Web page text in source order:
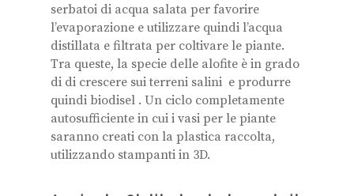
serbatoi di acqua salata per favorire
l’evaporazione e utilizzare quindi l’acqua
distillata e filtrata per coltivare le piante.
Tra queste, la specie delle alofite è in grado
di di crescere sui terreni salini e produrre
quindi biodisel . Un ciclo completamente
autosufficiente in cui i vasi per le piante
saranno creati con la plastica raccolta,
utilizzando stampanti in 3D.